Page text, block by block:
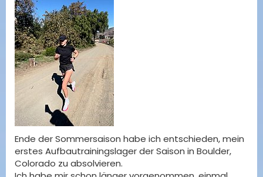
Ende der Sommersaison habe ich entschieden, mein
erstes Aufbautrainingslager der Saison in Boulder,
Colorado zu absolvieren.